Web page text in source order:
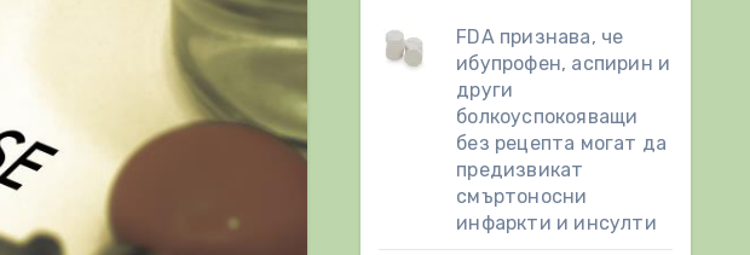
FDA признава, че
ибупрофен, аспирин и
други
болкоуспокояващи
без рецепта могат да
предизвикат
смъртоносни
инфаркти и инсулти